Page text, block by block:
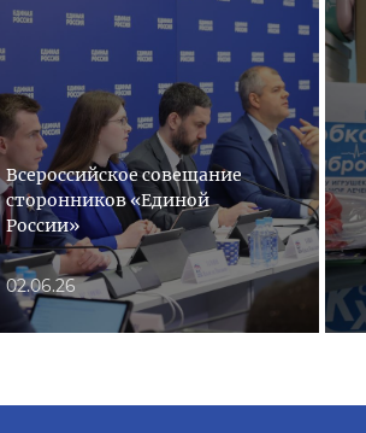
Всероссийское совещание
сторонников «Единой
России»
02.06.26